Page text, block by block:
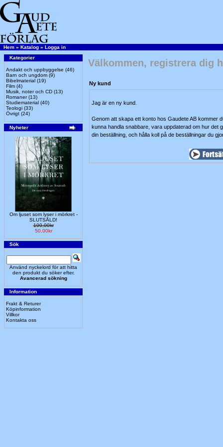
Hem » Katalog » Logga in
Kategorier
Andakt och uppbyggelse (46)
Barn och ungdom (9)
Bibelmaterial (19)
Film (4)
Musik, noter och CD (13)
Romaner(13)
Studiematerial (40)
Teologi (33)
Övrigt (24)
Nyheter
Om ljuset som lyser i mörkret -
SLUTSÅLD!
100,00kr
50,00kr
Sök
Använd nyckelord för att hitta
den produkt du söker efter.
Avancerad sökning
Information
Frakt & Returer
Köpinformation
Villkor
Kontakta oss
Välkommen, registrera dig
Ny kund
Jag är en ny kund.
Genom att skapa ett konto hos Gaudete AB kommer
kunna handla snabbare, vara uppdaterad om hur det
din beställning, och hålla koll på de beställningar du